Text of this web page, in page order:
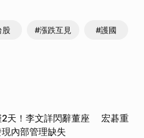
股 #漲跌互見 #護國
2天！李文詳閃辭董座 宏碁重
內部管理缺失